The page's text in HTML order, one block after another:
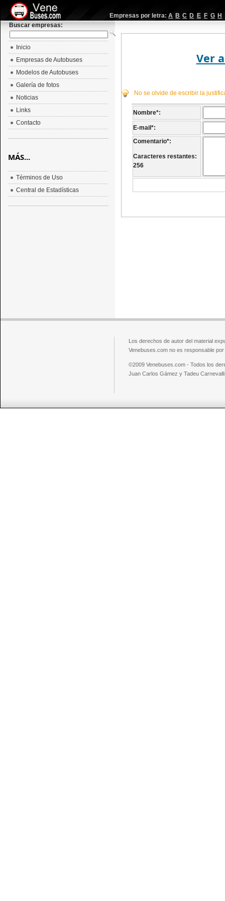
Empresas por letra: A B C D E F G H
Buscar empresas:
Ver
No se olvide de escribir la
Nombre*:
E-mail*:
Comentario*:
Caracteres restantes:
256
Inicio
Empresas de Autobuses
Modelos de Autobuses
Galería de fotos
Noticias
Links
Contacto
MÁS...
Términos de Uso
Central de Estadísticas
Los derechos de autor del material
Venebuses.com no es responsable
©2009 Venebuses.com - Todos los
Juan Carlos Gámez y Tadeu Carnevalli